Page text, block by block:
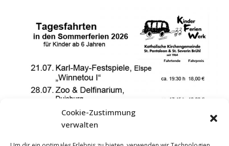
Cookie-Zustimmung
verwalten